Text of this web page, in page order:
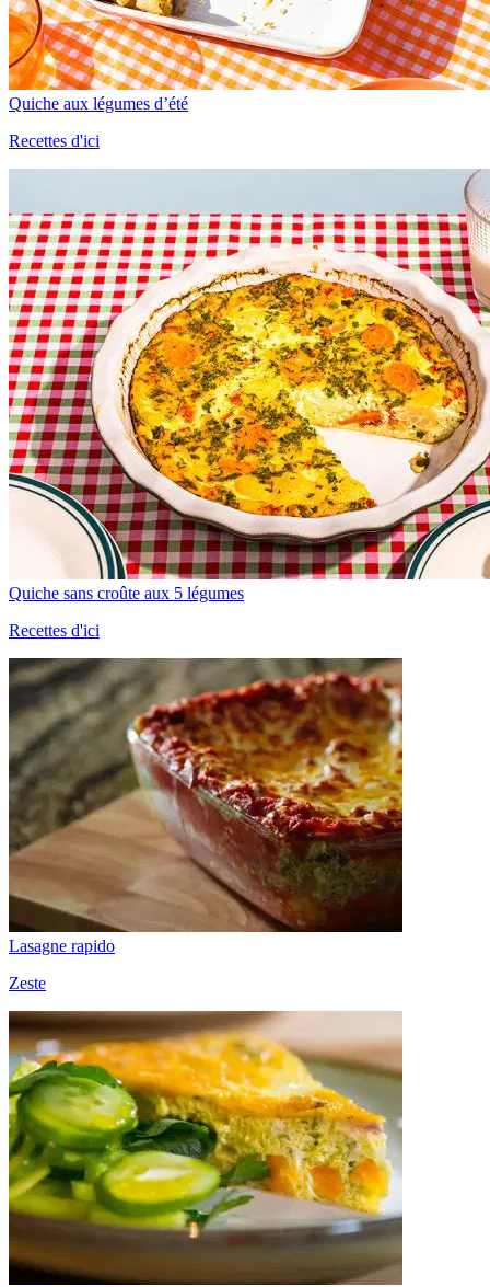
Quiche aux légumes d’été
Recettes d'ici
Quiche sans croûte aux 5 légumes
Recettes d'ici
Lasagne rapido
Zeste